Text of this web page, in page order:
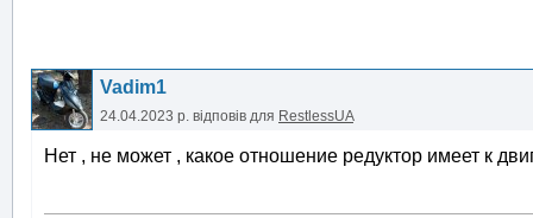
Vadim1
24.04.2023 р. відповів для RestlessUA
Нет , не может , какое отношение редуктор имеет к